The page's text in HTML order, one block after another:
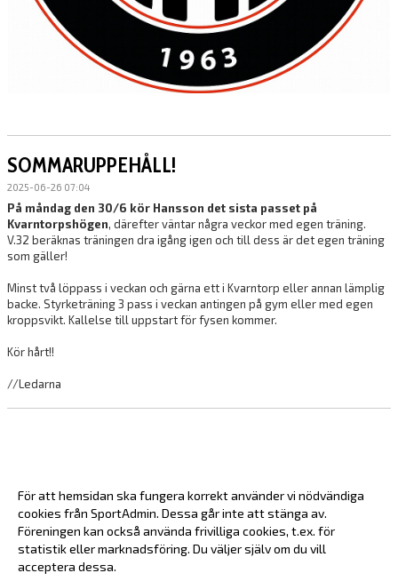
SOMMARUPPEHÅLL!
2025-06-26 07:04
På måndag den 30/6 kör Hansson det sista passet på
Kvarntorpshögen, därefter väntar några veckor med egen träning.
V.32 beräknas träningen dra igång igen och till dess är det egen träning
som gäller!
Minst två löppass i veckan och gärna ett i Kvarntorp eller annan lämplig
backe. Styrketräning 3 pass i veckan antingen på gym eller med egen
kroppsvikt. Kallelse till uppstart för fysen kommer.
Kör hårt!!
//Ledarna
För att hemsidan ska fungera korrekt använder vi nödvändiga
cookies från SportAdmin. Dessa går inte att stänga av.
Föreningen kan också använda frivilliga cookies, t.ex. för
statistik eller marknadsföring. Du väljer själv om du vill
acceptera dessa.